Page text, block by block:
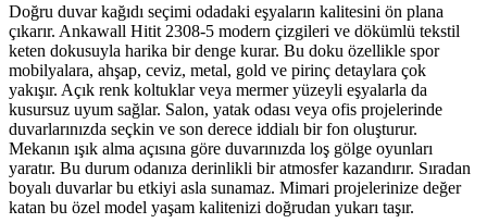
Doğru duvar kağıdı seçimi odadaki eşyaların kalitesini ön plana
çıkarır. Ankawall Hitit 2308-5 modern çizgileri ve dökümlü tekstil
keten dokusuyla harika bir denge kurar. Bu doku özellikle spor
mobilyalara, ahşap, ceviz, metal, gold ve pirinç detaylara çok
yakışır. Açık renk koltuklar veya mermer yüzeyli eşyalarla da
kusursuz uyum sağlar. Salon, yatak odası veya ofis projelerinde
duvarlarınızda seçkin ve son derece iddialı bir fon oluşturur.
Mekanın ışık alma açısına göre duvarınızda loş gölge oyunları
yaratır. Bu durum odanıza derinlikli bir atmosfer kazandırır. Sıradan
boyalı duvarlar bu etkiyi asla sunamaz. Mimari projelerinize değer
katan bu özel model yaşam kalitenizi doğrudan yukarı taşır.